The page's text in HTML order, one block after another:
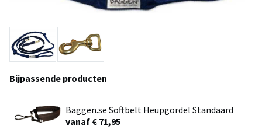
Bijpassende producten
Baggen.se Softbelt Heupgordel Standaard
vanaf € 71,95